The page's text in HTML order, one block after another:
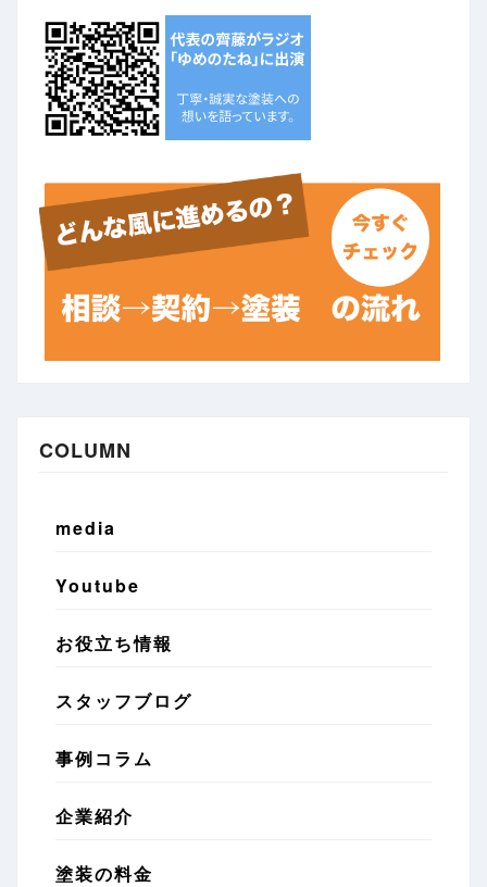
COLUMN
media
Youtube
お役立ち情報
スタッフブログ
事例コラム
企業紹介
塗装の料金